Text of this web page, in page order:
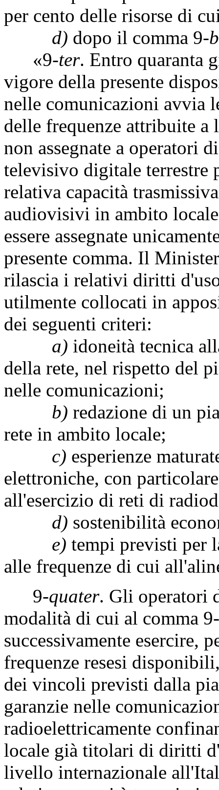
per cento delle risorse di
d) dopo il comma 9-
«9-ter. Entro quaranta
vigore della presente
nelle comunicazioni avvia
delle frequenze attribuite
non assegnate a operatori
televisivo digitale terrestre
relativa capacità
audiovisivi in ambito
essere assegnate
presente comma. Il
rilascia i relativi diritti
utilmente collocati in
dei seguenti criteri:
a) idoneità tecnica
della rete, nel rispetto del
nelle comunicazioni;
b) redazione di un
rete in ambito locale;
c) esperienze
elettroniche, con
all'esercizio di reti di
d) sostenibilità
e) tempi previsti per
alle frequenze di cui
9-quater. Gli operatori
modalità di cui al comma 9-
successivamente esercire,
frequenze resesi
dei vincoli previsti dalla
garanzie nelle
radioelettricamente
locale già titolari di diritti
livello internazionale